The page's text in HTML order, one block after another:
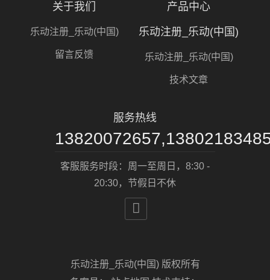
关于我们
乐动注册_乐动(中国)
留言反馈
产品中心
乐动注册_乐动(中国)
乐动注册_乐动(中国)
技术文章
服务热线
客服服务时段：周一至周日，8:30 -
20:30，节假日不休

乐动注册_乐动(中国) 版权所有